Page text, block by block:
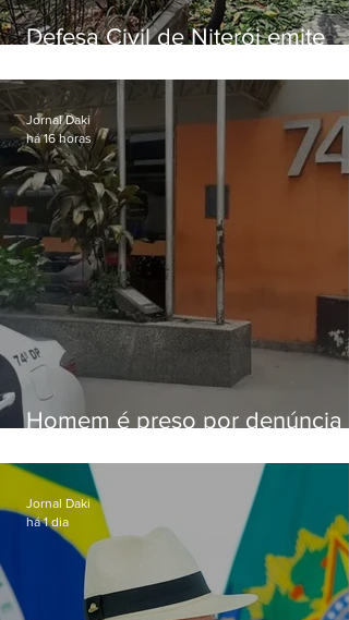
Defesa Civil de Niterói emite
sexta-feira (07)
Homem é preso por denúncia
Alcântara
Jornal Daki
há 16 horas
Jornal Daki
há 1 dia